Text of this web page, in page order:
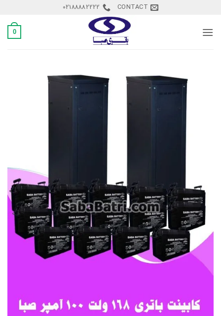
content
CONTACT
02188882222
0